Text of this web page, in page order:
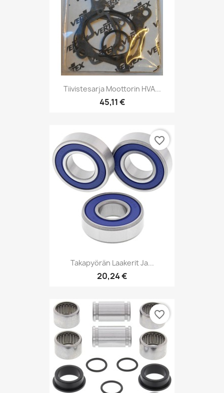
Tiivistesarja Moottorin HVA...
45,11 €
Takapyörän Laakerit Ja...
20,24 €
favorite_border
favorite_border